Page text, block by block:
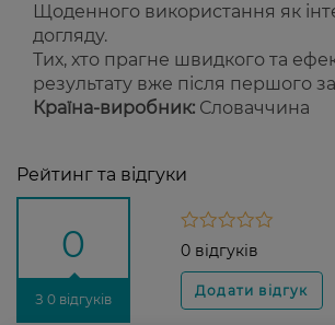
Щоденного використання як
догляду.
Тих, хто прагне швидкого та
результату вже після першого
Країна-виробник: Словаччина
Рейтинг та відгуки
0
З 0 відгуків
0 відгуків